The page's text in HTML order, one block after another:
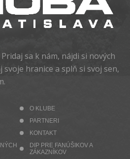
sa k nám, nájdi si nových
hranice a splň si svoj sen,
O KLUBE
PARTNERI
KONTAKT
DIP PRE FANÚŠIKOV A
ZÁKAZNÍKOV